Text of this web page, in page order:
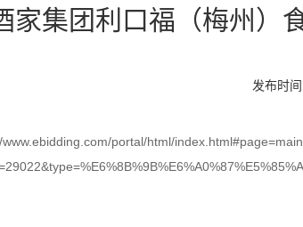
家集团利口福（梅州）
发布时
portal/html/